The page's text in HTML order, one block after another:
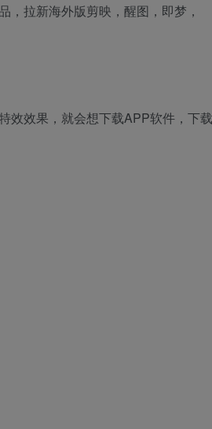
拉新海外版剪映，醒图，即梦，
效效果，就会想下载APP软件，下载